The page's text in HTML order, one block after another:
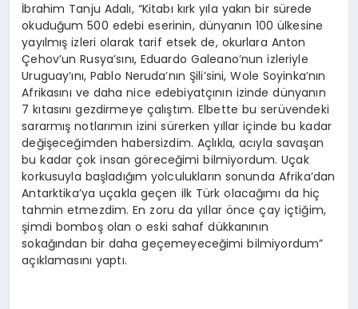
İbrahim Tanju Adalı, “Kitabı kırk yıla yakın bir sürede
okuduğum 500 edebi eserinin, dünyanın 100 ülkesine
yayılmış izleri olarak tarif etsek de, okurlara Anton
Çehov’un Rusya’sını, Eduardo Galeano’nun izleriyle
Uruguay’ını, Pablo Neruda’nın Şili’sini, Wole Soyinka’nın
Afrikasını ve daha nice edebiyatçının izinde dünyanın
7 kıtasını gezdirmeye çalıştım. Elbette bu serüvendeki
sararmış notlarımın izini sürerken yıllar içinde bu kadar
değişeceğimden habersizdim. Açlıkla, acıyla savaşan
bu kadar çok insan göreceğimi bilmiyordum. Uçak
korkusuyla başladığım yolculukların sonunda Afrika’dan
Antarktika’ya uçakla geçen ilk Türk olacağımı da hiç
tahmin etmezdim. En zoru da yıllar önce çay içtiğim,
şimdi bomboş olan o eski sahaf dükkanının
sokağından bir daha geçemeyeceğimi bilmiyordum”
açıklamasını yaptı.